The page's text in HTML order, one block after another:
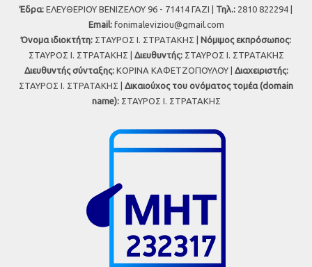
Έδρα: ΕΛΕΥΘΕΡΙΟΥ ΒΕΝΙΖΕΛΟΥ 96 - 71414 ΓΑΖΙ | Τηλ.: 2810 822294 |
Εmail: fonimaleviziou@gmail.com
Όνομα ιδιοκτήτη: ΣΤΑΥΡΟΣ Ι. ΣΤΡΑΤΑΚΗΣ | Νόμιμος εκπρόσωπος:
ΣΤΑΥΡΟΣ Ι. ΣΤΡΑΤΑΚΗΣ | Διευθυντής:ΣΤΑΥΡΟΣ Ι. ΣΤΡΑΤΑΚΗΣ
Διευθυντής σύνταξης:ΚΟΡΙΝΑ ΚΑΦΕΤΖΟΠΟΥΛΟΥ | Διαχειριστής:
ΣΤΑΥΡΟΣ Ι. ΣΤΡΑΤΑΚΗΣ | Δικαιούχος του ονόματος τομέα (domain
name):ΣΤΑΥΡΟΣ Ι. ΣΤΡΑΤΑΚΗΣ